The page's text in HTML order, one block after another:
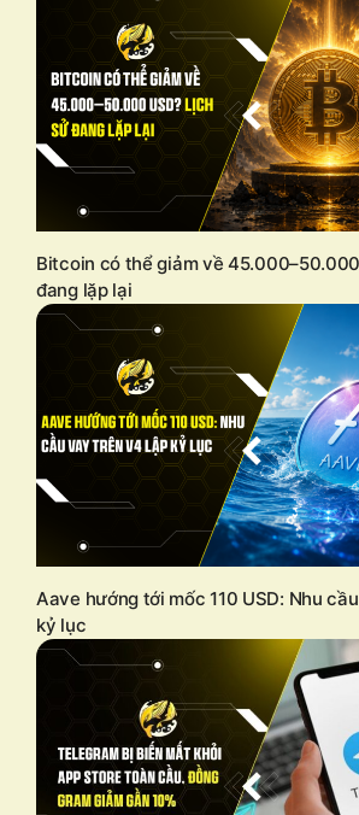
Bitcoin có thể giảm về
đang lặp lại
Aave hướng tới mốc 110 USD: Nhu
kỷ lục